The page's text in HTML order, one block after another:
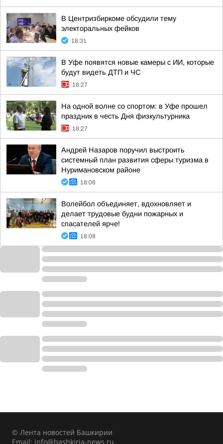
В Центризбиркоме обсудили тему
электоральных фейков
18:31
В Уфе появятся новые камеры с ИИ, которые
будут видеть ДТП и ЧС
18:27
На одной волне со спортом: в Уфе прошел
праздник в честь Дня физкультурника
18:27
Андрей Назаров поручил выстроить
системный план развития сферы туризма в
Нуримановском районе
18:08
Волейбол объединяет, вдохновляет и
делает трудовые будни пожарных и
спасателей ярче!
18:08
© Лента новостей Башкирии
Email: info@bashkiria-news.ru